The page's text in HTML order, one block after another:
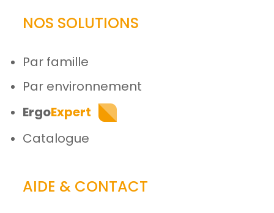
NOS SOLUTIONS
Par famille
Par environnement
ErgoExpert
Catalogue
AIDE & CONTACT